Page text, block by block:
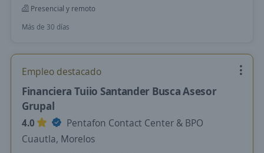
Presencial y remoto
Más de 30 días
Empleo destacado
Financiera Tuiio Santander Busca Asesor
Grupal
4.0
Pentafon Contact Center & BPO
Cuautla, Morelos